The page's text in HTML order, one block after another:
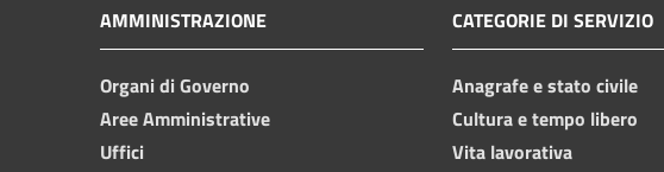
AMMINISTRAZIONE
Organi di Governo
Aree Amministrative
Uffici
CATEGORIE DI SERVIZIO
Anagrafe e stato civile
Cultura e tempo libero
Vita lavorativa